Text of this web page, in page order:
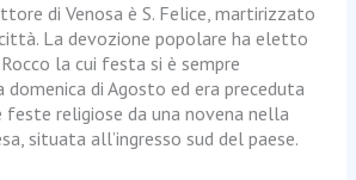
di Venosa è S. Felice, martirizzato
La devozione popolare ha eletto
la cui festa si è sempre
di Agosto ed era preceduta
religiose da una novena nella
situata all’ingresso sud del paese.